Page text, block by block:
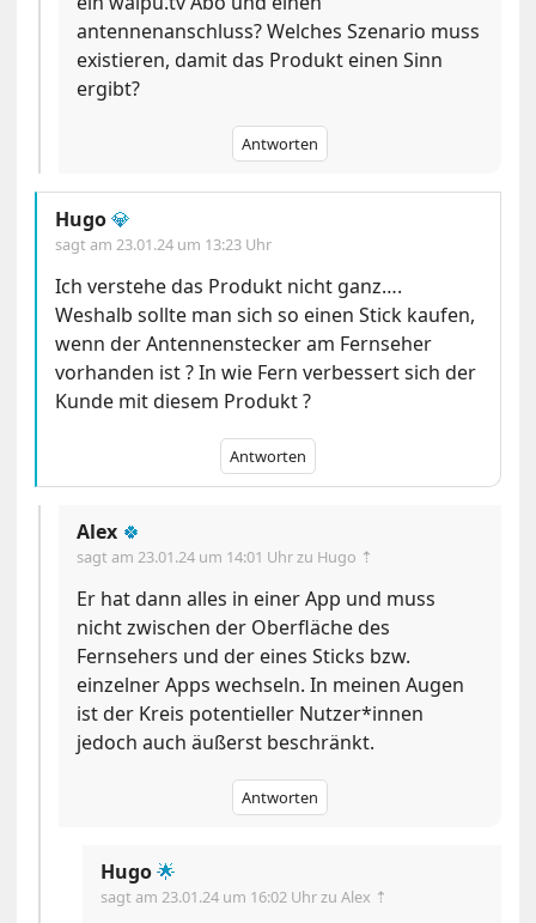
antennenanschluss? Welches Szenario muss
existieren, damit das Produkt einen Sinn
ergibt?
Antworten
Hugo💎
sagt am23.01.24 um 13:23 Uhr
Ich verstehe das Produkt nicht ganz….
Weshalb sollte man sich so einen Stick kaufen,
wenn der Antennenstecker am Fernseher
vorhanden ist ? In wie Fern verbessert sich der
Kunde mit diesem Produkt ?
Antworten
Alex 🍀
sagt am23.01.24 um 14:01 Uhrzu Hugo ⇡
Er hat dann alles in einer App und muss
nicht zwischen der Oberfläche des
Fernsehers und der eines Sticks bzw.
einzelner Apps wechseln. In meinen Augen
ist der Kreis potentieller Nutzer*innen
jedoch auch äußerst beschränkt.
Antworten
Hugo🌟
sagt am23.01.24 um 16:02 Uhrzu Alex ⇡